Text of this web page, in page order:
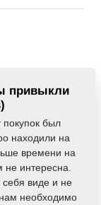
для
привыкли
был
находили на
времени на
не интересна.
виде и не
необходимо